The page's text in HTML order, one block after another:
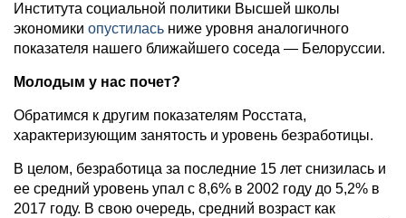
Института социальной политики Высшей школы
экономики опустилась ниже уровня аналогичного
показателя нашего ближайшего соседа — Белоруссии.
Молодым у нас почет?
Обратимся к другим показателям Росстата,
характеризующим занятость и уровень безработицы.
В целом, безработица за последние 15 лет снизилась и
ее средний уровень упал с 8,6% в 2002 году до 5,2% в
2017 году. В свою очередь, средний возраст как